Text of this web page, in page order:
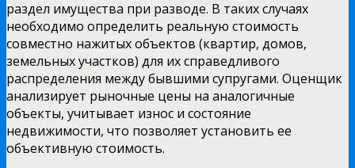
раздел имущества при разводе. В таких случаях
необходимо определить реальную стоимость
совместно нажитых объектов (квартир, домов,
земельных участков) для их справедливого
распределения между бывшими супругами. Оценщик
анализирует рыночные цены на аналогичные
объекты, учитывает износ и состояние
недвижимости, что позволяет установить ее
объективную стоимость.